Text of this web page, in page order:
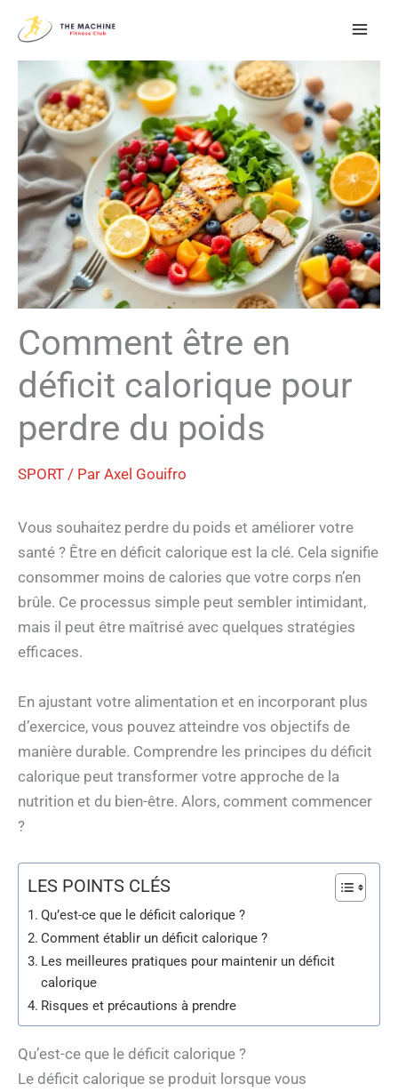
contenu
Comment être en
déficit calorique pour
perdre du poids
SPORT / Par Axel Gouifro
Vous souhaitez perdre du poids et améliorer votre
santé ? Être en déficit calorique est la clé. Cela signifie
consommer moins de calories que votre corps n’en
brûle. Ce processus simple peut sembler intimidant,
mais il peut être maîtrisé avec quelques stratégies
efficaces.
En ajustant votre alimentation et en incorporant plus
d’exercice, vous pouvez atteindre vos objectifs de
manière durable. Comprendre les principes du déficit
calorique peut transformer votre approche de la
nutrition et du bien-être. Alors, comment commencer
?
LES POINTS CLÉS
Qu’est-ce que le déficit calorique ?
Comment établir un déficit calorique ?
Les meilleures pratiques pour maintenir un déficit
calorique
Risques et précautions à prendre
Qu’est-ce que le déficit calorique ?
Le déficit calorique se produit lorsque vous